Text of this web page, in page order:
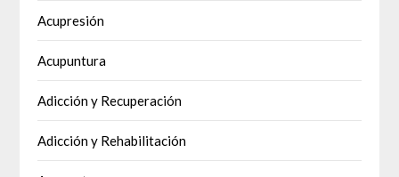
Acupresión
Acupuntura
Adicción y Recuperación
Adicción y Rehabilitación